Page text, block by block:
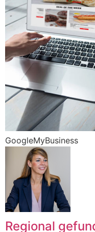
GoogleMyBusiness
Regional